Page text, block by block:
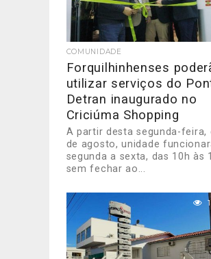
COMUNIDADE
Forquilhinhenses
utilizar serviços do
Detran inaugurado no
Criciúma Shopping
A partir desta segunda-feira,
de agosto, unidade
segunda a sexta, das 10h às
sem fechar ao...